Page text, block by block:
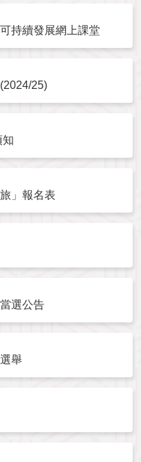
持續發展網上課堂
25)
知
」報名表
選公告
舉